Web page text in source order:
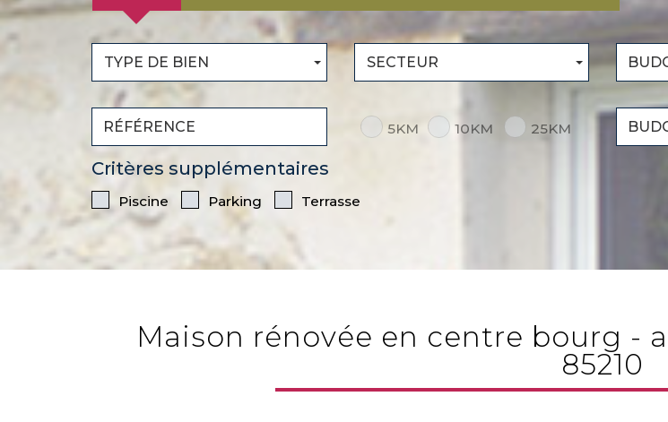
TYPE DE BIEN SECTEUR
5KM 10KM 25KM
Critères supplémentaires
Piscine Parking Terrasse
maison rénovée en centre bourg - a 5min de st jean d'hermine
85210